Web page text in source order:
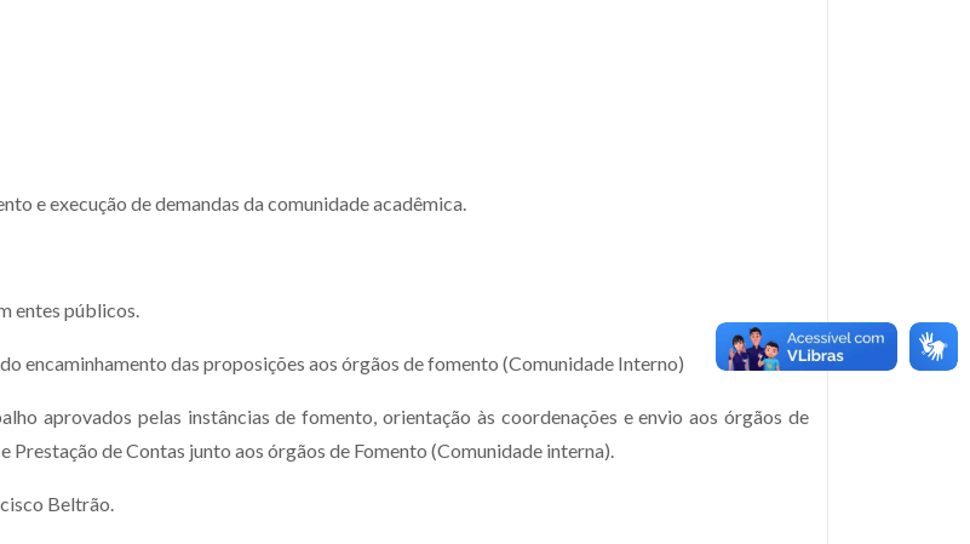
e execução de demandas da comunidade acadêmica.
entes públicos.
encaminhamento das proposições aos órgãos de fomento (Comunidade Interno)
aprovados pelas instâncias de fomento, orientação às coordenações e envio aos órgãos de
de Contas junto aos órgãos de Fomento (Comunidade interna).
Beltrão.